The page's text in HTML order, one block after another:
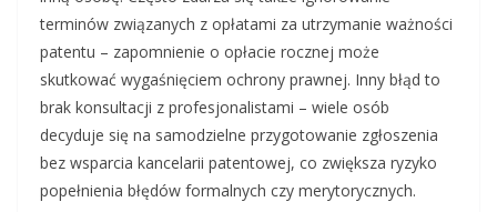
terminów związanych z opłatami za utrzymanie ważności
patentu – zapomnienie o opłacie rocznej może
skutkować wygaśnięciem ochrony prawnej. Inny błąd to
brak konsultacji z profesjonalistami – wiele osób
decyduje się na samodzielne przygotowanie zgłoszenia
bez wsparcia kancelarii patentowej, co zwiększa ryzyko
popełnienia błędów formalnych czy merytorycznych.